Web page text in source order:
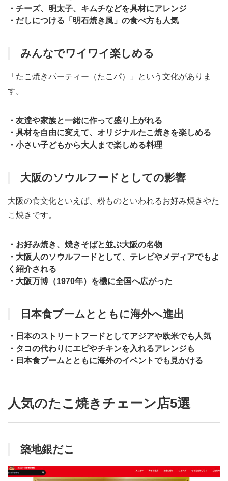
・チーズ、明太子、キムチなどを具材にアレンジ
・だしにつける「明石焼き風」の食べ方も人気
みんなでワイワイ楽しめる
「たこ焼きパーティー（たこパ）」という文化がありま
す。
・友達や家族と一緒に作って盛り上がれる
・具材を自由に変えて、オリジナルたこ焼きを楽しめる
・小さい子どもから大人まで楽しめる料理
大阪のソウルフードとしての影響
大阪の食文化といえば、粉ものといわれるお好み焼きやた
こ焼きです。
・お好み焼き、焼きそばと並ぶ大阪の名物
・大阪人のソウルフードとして、テレビやメディアでもよ
く紹介される
・大阪万博（1970年）を機に全国へ広がった
日本食ブームとともに海外へ進出
・日本のストリートフードとしてアジアや欧米でも人気
・タコの代わりにエビやチキンを入れるアレンジも
・日本食ブームとともに海外のイベントでも見かける
人気のたこ焼きチェーン店5選
築地銀だこ